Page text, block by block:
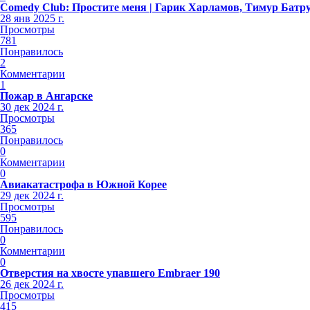
Comedy Club: Простите меня | Гарик Харламов, Тимур
28 янв 2025 г.
Просмотры
781
Понравилось
2
Комментарии
1
Пожар в Ангарске
30 дек 2024 г.
Просмотры
365
Понравилось
0
Комментарии
0
Авиакатастрофа в Южной Корее
29 дек 2024 г.
Просмотры
595
Понравилось
0
Комментарии
0
Отверстия на хвосте упавшего Embraer 190
26 дек 2024 г.
Просмотры
415